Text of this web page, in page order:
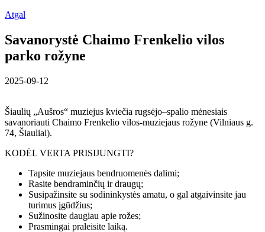
Atgal
Savanorystė Chaimo Frenkelio vilos
parko rožyne
2025-09-12
Šiaulių „Aušros“ muziejus kviečia rugsėjo–spalio mėnesiais
savanoriauti Chaimo Frenkelio vilos-muziejaus rožyne (Vilniaus g.
74, Šiauliai).
KODĖL VERTA PRISIJUNGTI?
Tapsite muziejaus bendruomenės dalimi;
Rasite bendraminčių ir draugų;
Susipažinsite su sodininkystės amatu, o gal atgaivinsite jau
turimus įgūdžius;
Sužinosite daugiau apie rožes;
Prasmingai praleisite laiką.